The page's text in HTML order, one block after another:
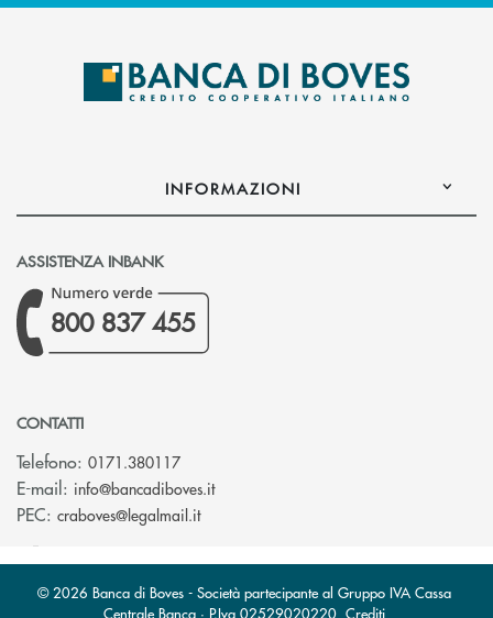
INFORMAZIONI
ASSISTENZA INBANK
800 837 455
CONTATTI
Telefono: 0171.380117
E-mail: info@bancadiboves.it(si apre l’app di posta elettronica)
PEC: craboves@legalmail.it(si apre l’app di posta elettronica)
© 2026 Banca di Boves - Società partecipante al Gruppo IVA Cassa
Centrale Banca · P.Iva 02529020220 Crediti